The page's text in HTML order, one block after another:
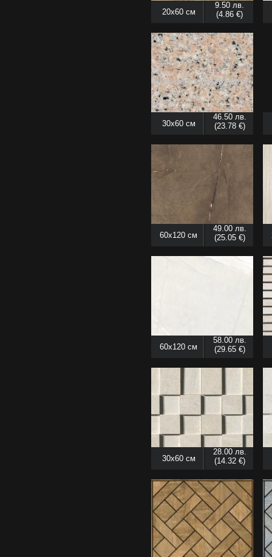
20x60 см
9.50 лв.
(4.86 €)
30x60 см
46.50 лв.
(23.78 €)
60x120 см
49.00 лв.
(25.05 €)
60x120 см
58.00 лв.
(29.65 €)
30x60 см
28.00 лв.
(14.32 €)